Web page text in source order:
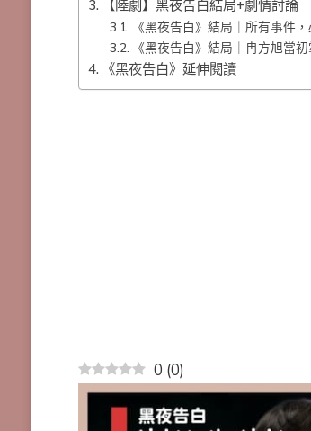
【陸劇】黑夜告白結局+劇情討論
《黑夜告白》結局｜所有事件
《黑夜告白》結局｜冉方旭當
《黑夜告白》延伸閱讀
0 (0)